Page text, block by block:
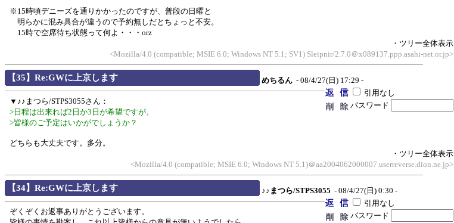
※15時頃デニーズを通りかかったのですが、普段の日曜と
明らかに混み具合が違うので予約無しだとちょっと不安。
15時で空席待ち状態って何よ・・・orz
・ツリー全体表示
<Mozilla/4.0 (compatible; MSIE 6.0; Windows NT 5.1; SV1) Sleipnir/2.7.0＠x089137.ppp.asahi-net.or.jp>
【35】Re:GWに上京します めちるん - 08/4/27(日) 17:29 -
引用なし
パスワード
▼♪♪まつら/STPS3055さん：
>日程は出来れば2日か3日が希望ですが。
>皆様のご予定はいかがでしょうか？
どちらも大丈夫です。多分。
・ツリー全体表示
<Mozilla/4.0 (compatible; MSIE 6.0; Windows NT 5.1)＠aa2004062000007.userreverse.dion.ne.jp>
【34】Re:GWに上京します ♪♪まつら/STPS3055 - 08/4/27(日) 0:30 -
引用なし
パスワード
ぞくぞくお返事ありがとうございます。